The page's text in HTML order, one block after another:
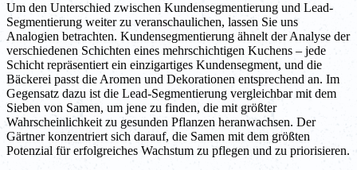
Um den Unterschied zwischen Kundensegmentierung und Lead-
Segmentierung weiter zu veranschaulichen, lassen Sie uns
Analogien betrachten. Kundensegmentierung ähnelt der Analyse der
verschiedenen Schichten eines mehrschichtigen Kuchens – jede
Schicht repräsentiert ein einzigartiges Kundensegment, und die
Bäckerei passt die Aromen und Dekorationen entsprechend an. Im
Gegensatz dazu ist die Lead-Segmentierung vergleichbar mit dem
Sieben von Samen, um jene zu finden, die mit größter
Wahrscheinlichkeit zu gesunden Pflanzen heranwachsen. Der
Gärtner konzentriert sich darauf, die Samen mit dem größten
Potenzial für erfolgreiches Wachstum zu pflegen und zu priorisieren.